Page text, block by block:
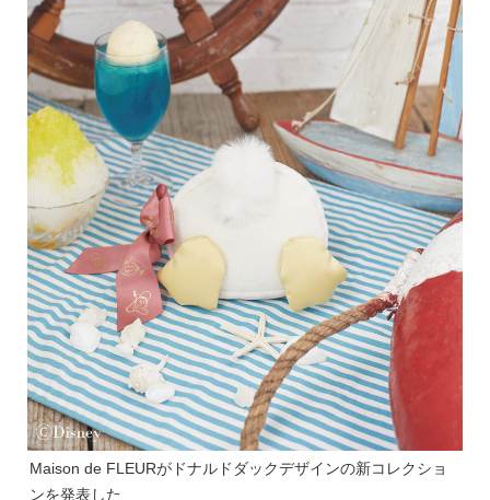
Maison de FLEURがドナルドダックデザインの新コレクショ
ンを発表した